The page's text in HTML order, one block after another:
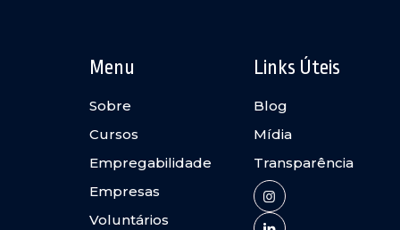
Menu
Sobre
Cursos
Empregabilidade
Empresas
Voluntários
Links Úteis
Blog
Mídia
Transparência